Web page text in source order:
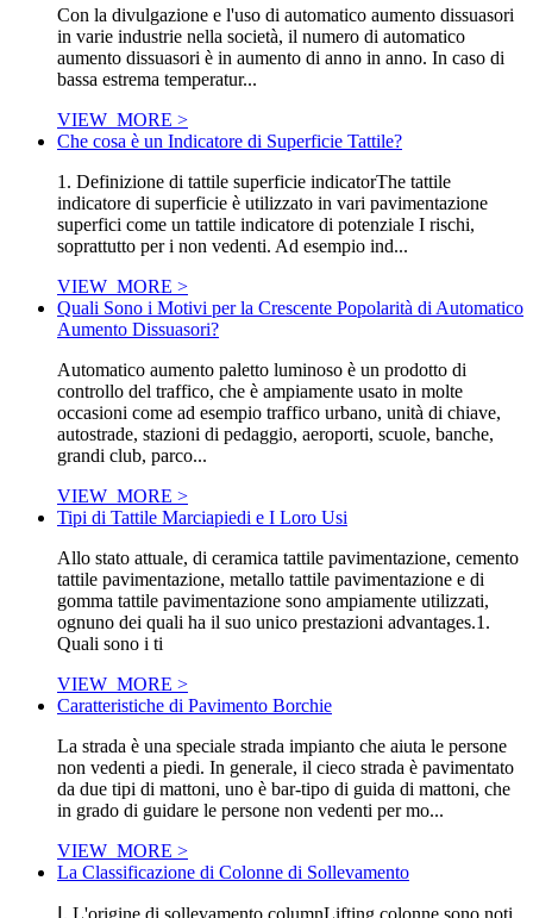
Con la divulgazione e l'uso di automatico aumento dissuasori
in varie industrie nella società, il numero di automatico
aumento dissuasori è in aumento di anno in anno. In caso di
bassa estrema temperatur...
VIEW_MORE >
Che cosa è un Indicatore di Superficie Tattile?
1. Definizione di tattile superficie indicatorThe tattile
indicatore di superficie è utilizzato in vari pavimentazione
superfici come un tattile indicatore di potenziale I rischi,
soprattutto per i non vedenti. Ad esempio ind...
VIEW_MORE >
Quali Sono i Motivi per la Crescente Popolarità di Automatico
Aumento Dissuasori?
Automatico aumento paletto luminoso è un prodotto di
controllo del traffico, che è ampiamente usato in molte
occasioni come ad esempio traffico urbano, unità di chiave,
autostrade, stazioni di pedaggio, aeroporti, scuole, banche,
grandi club, parco...
VIEW_MORE >
Tipi di Tattile Marciapiedi e I Loro Usi
Allo stato attuale, di ceramica tattile pavimentazione, cemento
tattile pavimentazione, metallo tattile pavimentazione e di
gomma tattile pavimentazione sono ampiamente utilizzati,
ognuno dei quali ha il suo unico prestazioni advantages.1.
Quali sono i ti
VIEW_MORE >
Caratteristiche di Pavimento Borchie
La strada è una speciale strada impianto che aiuta le persone
non vedenti a piedi. In generale, il cieco strada è pavimentato
da due tipi di mattoni, uno è bar-tipo di guida di mattoni, che
in grado di guidare le persone non vedenti per mo...
VIEW_MORE >
La Classificazione di Colonne di Sollevamento